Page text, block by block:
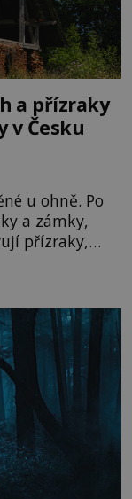
a přízraky
v Česku
u ohně. Po
a zámky,
přízraky,
dějí podivné
po
se svědectví